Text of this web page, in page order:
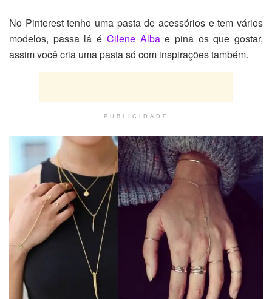
No Pinterest tenho uma pasta de acessórios e tem vários
modelos, passa lá é Cilene Albae pina os que gostar,
assim você cria uma pasta só com inspirações também.
PUBLICIDADE